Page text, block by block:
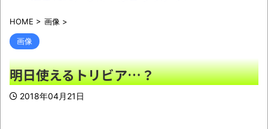
「具体的に他と何が違うの？」大阪人「…」→
結果ｗｗｗ
野田クリスタルさん「イラストレーターの
人が『AIに仕事を奪われる』って言ってるけ
ど、あなた達は"仕事を奪う側"じゃない？」
HOME > 画像 >
画像
明日使えるトリビア…？
2018年04月21日